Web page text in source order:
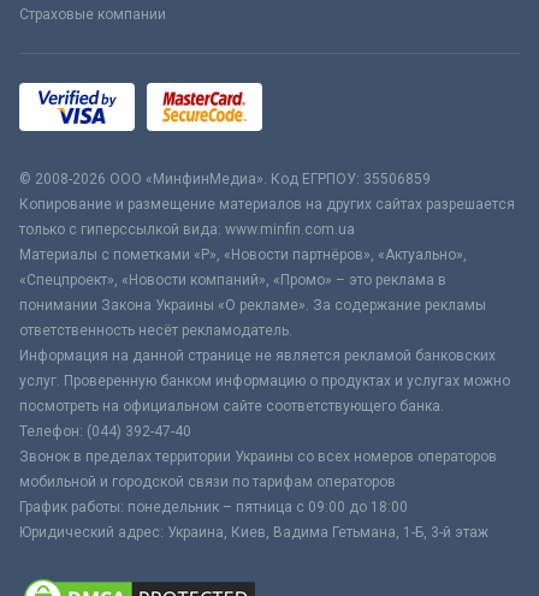
Страховые компании
© 2008-2026 ООО «МинфинМедиа». Код ЕГРПОУ: 35506859
Копирование и размещение материалов на других сайтах разрешается
только с гиперссылкой вида: www.minfin.com.ua
Материалы с пометками «Р», «Новости партнёров», «Актуально»,
«Спецпроект», «Новости компаний», «Промо» – это реклама в
понимании Закона Украины «О рекламе». За содержание рекламы
ответственность несёт рекламодатель.
Информация на данной странице не является рекламой банковских
услуг. Проверенную банком информацию о продуктах и услугах можно
посмотреть на официальном сайте соответствующего банка.
Телефон: (044) 392-47-40
Звонок в пределах территории Украины со всех номеров операторов
мобильной и городской связи по тарифам операторов
График работы: понедельник – пятница с 09:00 до 18:00
Юридический адрес: Украина, Киев, Вадима Гетьмана, 1-Б, 3-й этаж